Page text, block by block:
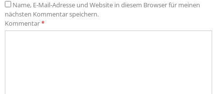
Name, E-Mail-Adresse und Website in diesem Browser für meinen
nächsten Kommentar speichern.
Kommentar*